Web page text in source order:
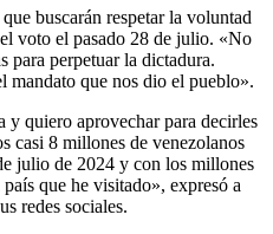
buscarán respetar la voluntad
voto el pasado 28 de julio. «No
para perpetuar la dictadura.
mandato que nos dio el pueblo».
y quiero aprovechar para decirles
casi 8 millones de venezolanos
julio de 2024 y con los millones
que he visitado», expresó a
redes sociales.